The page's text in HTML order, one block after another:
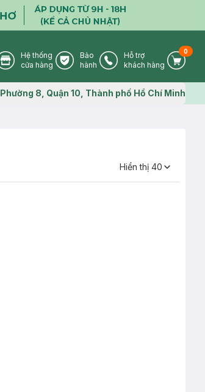
Store Icon
Hệ thống
cửa hàng
Warranty Icon
Bảo
hành
Phone Icon
Hỗ trợ
khách hàng
Cart
0
Map icon
Phường 8, Quận 10, Thành phố Hồ Chí Minh
Hiển thị 40